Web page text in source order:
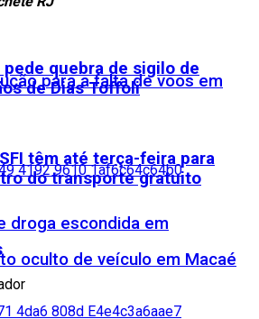
para a falta de voos em
droga escondida em
oculto de veículo em Macaé
quebra de sigilo de
de Dias Toffoli
têm até terça-feira para
do transporte gratuito